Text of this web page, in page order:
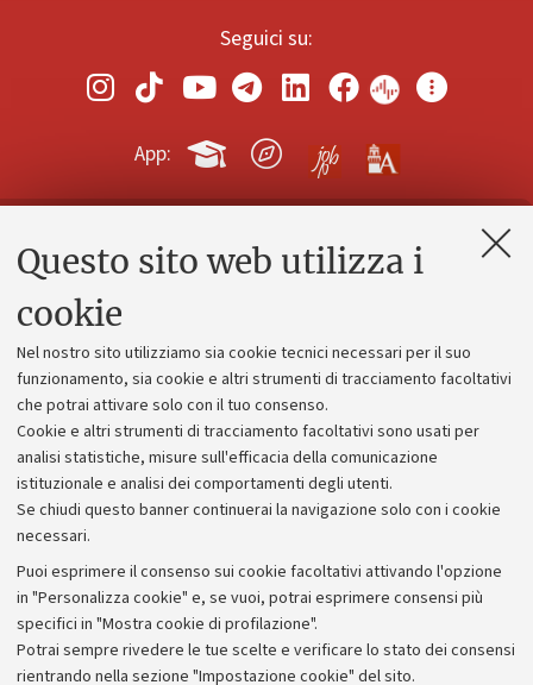
Questo sito web utilizza i
cookie
Nel nostro sito utilizziamo sia cookie tecnici necessari per il suo
funzionamento, sia cookie e altri strumenti di tracciamento facoltativi
che potrai attivare solo con il tuo consenso.
Cookie e altri strumenti di tracciamento facoltativi sono usati per
analisi statistiche, misure sull'efficacia della comunicazione
istituzionale e analisi dei comportamenti degli utenti.
Se chiudi questo banner continuerai la navigazione solo con i cookie
necessari.
Puoi esprimere il consenso sui cookie facoltativi attivando l'opzione
in "Personalizza cookie" e, se vuoi, potrai esprimere consensi più
specifici in "Mostra cookie di profilazione".
Potrai sempre rivedere le tue scelte e verificare lo stato dei consensi
rientrando nella sezione "Impostazione cookie" del sito.
Seguici su:
App:
Contatti e PEC
Alumni community
Piano strategico
Bilanci
Donazioni e 5x1000
Bandi, gare e concorsi
Albo online
Amministrazione trasparente